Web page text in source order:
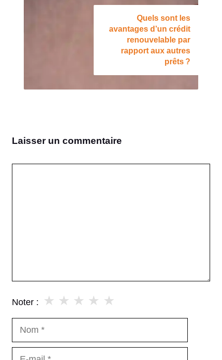
Quels sont les
avantages d’un crédit
renouvelable par
rapport aux autres
prêts ?
Laisser un commentaire
Noter : ★
★
★
★
★